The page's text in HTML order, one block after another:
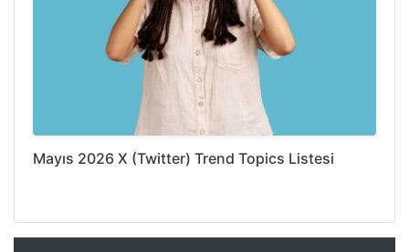
Mayıs 2026 X (Twitter) Trend Topics Listesi